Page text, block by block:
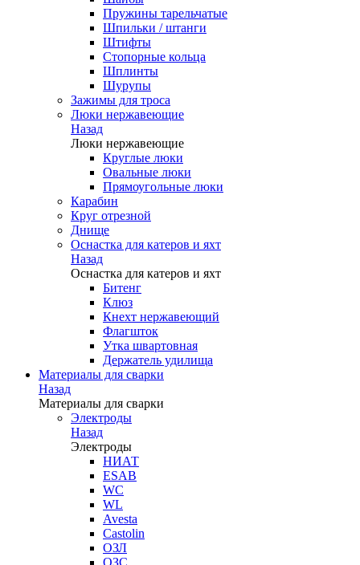
Пружины тарельчатые
Шпильки / штанги
Штифты
Стопорные кольца
Шплинты
Шурупы
Зажимы для троса
Люки нержавеющие
Назад
Люки нержавеющие
Круглые люки
Овальные люки
Прямоугольные люки
Карабин
Круг отрезной
Днище
Оснастка для катеров и яхт
Назад
Оснастка для катеров и яхт
Битенг
Клюз
Кнехт нержавеющий
Флагшток
Утка швартовная
Держатель удилища
Материалы для сварки
Назад
Материалы для сварки
Электроды
Назад
Электроды
НИАТ
ESAB
WC
WL
Avesta
Castolin
ОЗЛ
ОЗС